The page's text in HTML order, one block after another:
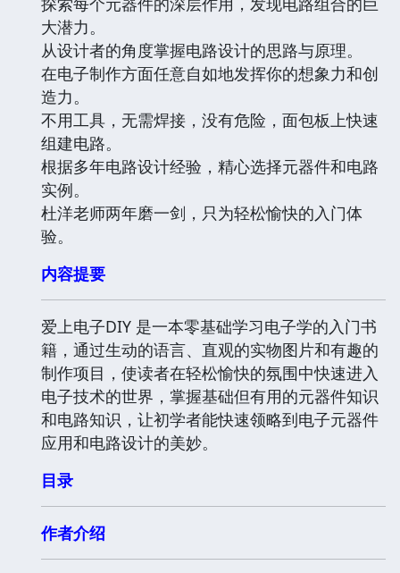
大潜力。
从设计者的角度掌握电路设计的思路与原理。
在电子制作方面任意自如地发挥你的想象力和创
造力。
不用工具，无需焊接，没有危险，面包板上快速
组建电路。
根据多年电路设计经验，精心选择元器件和电路
实例。
杜洋老师两年磨一剑，只为轻松愉快的入门体
验。
内容提要
爱上电子DIY 是一本零基础学习电子学的入门书
籍，通过生动的语言、直观的实物图片和有趣的
制作项目，使读者在轻松愉快的氛围中快速进入
电子技术的世界，掌握基础但有用的元器件知识
和电路知识，让初学者能快速领略到电子元器件
应用和电路设计的美妙。
目录
作者介绍